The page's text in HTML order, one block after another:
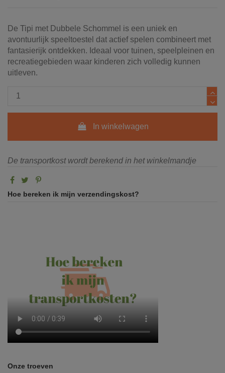
De Tipi met Dubbele Schommel is een uniek en
avontuurlijk speeltoestel dat actief spelen combineert met
fantasierijk ontdekken. Ideaal voor tuinen, speelpleinen en
recreatiegebieden waar kinderen zich volledig kunnen
uitleven.
In winkelwagen
De transportkost wordt berekend in het winkelmandje
Hoe bereken ik mijn verzendingskost?
Onze troeven